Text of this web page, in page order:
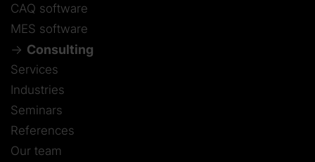
CAQ software
MES software
Consulting
Services
Industries
Seminars
References
Our team